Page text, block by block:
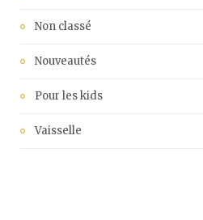
Non classé
Nouveautés
Pour les kids
Vaisselle